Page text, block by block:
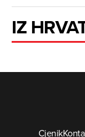
IZ
Cjenik